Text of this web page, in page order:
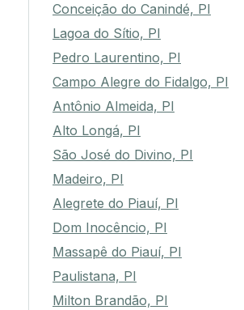
Conceição do Canindé, PI
Lagoa do Sítio, PI
Pedro Laurentino, PI
Campo Alegre do Fidalgo, PI
Antônio Almeida, PI
Alto Longá, PI
São José do Divino, PI
Madeiro, PI
Alegrete do Piauí, PI
Dom Inocêncio, PI
Massapê do Piauí, PI
Paulistana, PI
Milton Brandão, PI